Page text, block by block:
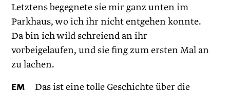
Letztens begegnete sie mir ganz unten im
Parkhaus, wo ich ihr nicht entgehen konnte.
Da bin ich wild schreiend an ihr
vorbeigelaufen, und sie fing zum ersten Mal an
zu lachen.
EM Das ist eine tolle Geschichte über die